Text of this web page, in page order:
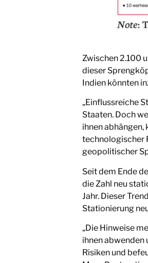
Zwischen 2.100
dieser
Indien könnten
„Einflussreiche
Staaten. Doch
ihnen
technologischer
geopolitischer
Seit dem Ende
die Zahl neu
Jahr. Dieser
Stationierung
„Die Hinweise
ihnen abwenden
Risiken und